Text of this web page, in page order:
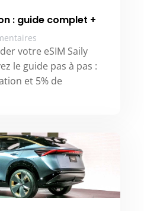
: guide complet +
votre eSIM Saily
le guide pas à pas :
et 5% de